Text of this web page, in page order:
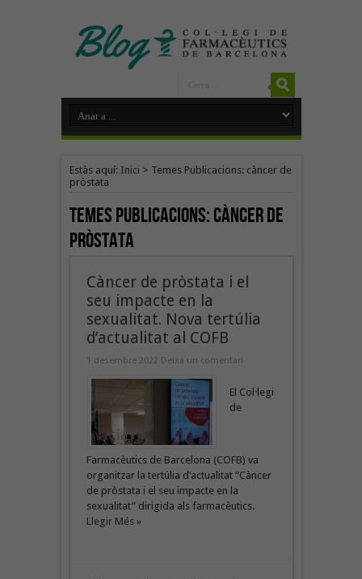
Estàs aquí: Inici > Temes Publicacions: càncer de
pròstata
Temes Publicacions:càncer de
pròstata
Càncer de pròstata i el
seu impacte en la
sexualitat. Nova tertúlia
d’actualitat al COFB
1 desembre 2022 Deixa un comentari
El Col·legi
de
Farmacèutics de Barcelona (COFB) va
organitzar la tertúlia d’actualitat “Càncer
de pròstata i el seu impacte en la
sexualitat” dirigida als farmacèutics.
Llegir Més »